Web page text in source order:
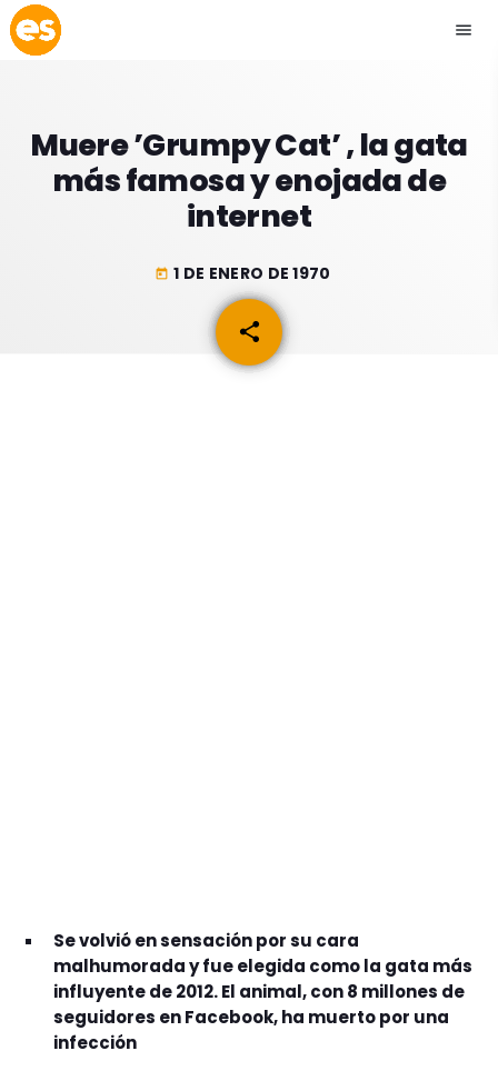
menu
play_arrow EMISIÓN LA PAZ
EMISIÓN COCHABAMBA
Muere ’Grumpy Cat’ , la gata
más famosa y enojada de
internet
today 1 DE ENERO DE 1970
share
email
Se volvió en sensación por su cara
malhumorada y fue elegida como la gata más
influyente de 2012. El animal, con 8 millones de
seguidores en Facebook, ha muerto por una
infección